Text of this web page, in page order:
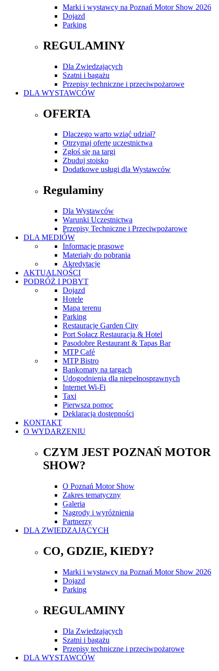
Marki i wystawcy na Poznań Motor Show 2026
Dojazd
Parking
REGULAMINY
Dla Zwiedzających
Szatni i bagażu
Przepisy techniczne i przeciwpożarowe
DLA WYSTAWCÓW
OFERTA
Dlaczego warto wziąć udział?
Otrzymaj ofertę uczestnictwa
Zgłoś się na targi
Zbuduj stoisko
Dodatkowe usługi dla Wystawców
Regulaminy
Dla Wystawców
Warunki Uczestnictwa
Przepisy Techniczne i Przeciwpożarowe
DLA MEDIÓW
Informacje prasowe
Materiały do pobrania
Akredytacje
AKTUALNOŚCI
PODRÓŻ I POBYT
Dojazd
Hotele
Mapa terenu
Parking
Restauracje Garden City
Port Sołacz Restauracja & Hotel
Pasodobre Restaurant & Tapas Bar
MTP Café
MTP Bistro
Bankomaty na targach
Udogodnienia dla niepełnosprawnych
Internet Wi-Fi
Taxi
Pierwsza pomoc
Deklaracja dostępności
KONTAKT
O WYDARZENIU
CZYM JEST POZNAŃ MOTOR
SHOW?
O Poznań Motor Show
Zakres tematyczny
Galeria
Nagrody i wyróżnienia
Partnerzy
DLA ZWIEDZAJĄCYCH
CO, GDZIE, KIEDY?
Marki i wystawcy na Poznań Motor Show 2026
Dojazd
Parking
REGULAMINY
Dla Zwiedzających
Szatni i bagażu
Przepisy techniczne i przeciwpożarowe
DLA WYSTAWCÓW